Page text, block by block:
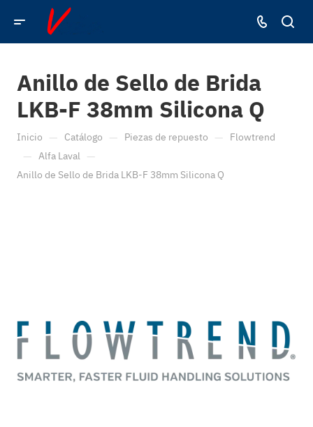
Anillo de Sello de Brida
LKB-F 38mm Silicona Q
Inicio — Catálogo — Piezas de repuesto — Flowtrend
— Alfa Laval —
Anillo de Sello de Brida LKB-F 38mm Silicona Q